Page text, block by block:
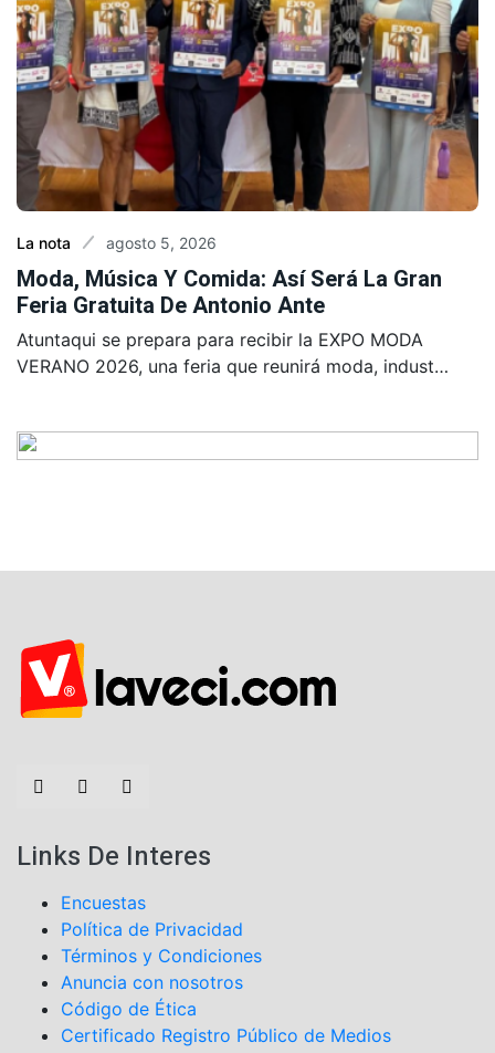
La nota agosto 5, 2026
Moda, Música Y Comida: Así Será La Gran
Feria Gratuita De Antonio Ante
Atuntaqui se prepara para recibir la EXPO MODA
VERANO 2026, una feria que reunirá moda, indust…
Links De Interes
Encuestas
Política de Privacidad
Términos y Condiciones
Anuncia con nosotros
Código de Ética
Certificado Registro Público de Medios